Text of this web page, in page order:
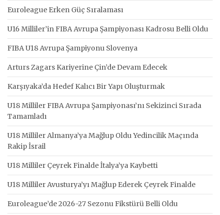
Euroleague Erken Güç Sıralaması
U16 Milliler’in FIBA Avrupa Şampiyonası Kadrosu Belli Oldu
FIBA U18 Avrupa Şampiyonu Slovenya
Arturs Zagars Kariyerine Çin’de Devam Edecek
Karşıyaka’da Hedef Kalıcı Bir Yapı Oluşturmak
U18 Milliler FIBA Avrupa Şampiyonası’nı Sekizinci Sırada
Tamamladı
U18 Milliler Almanya’ya Mağlup Oldu Yedincilik Maçında
Rakip İsrail
U18 Milliler Çeyrek Finalde İtalya’ya Kaybetti
U18 Milliler Avusturya’yı Mağlup Ederek Çeyrek Finalde
Euroleague’de 2026-27 Sezonu Fikstürü Belli Oldu